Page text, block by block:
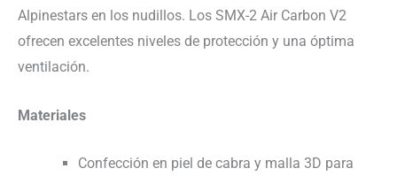
Alpinestars en los nudillos. Los SMX-2 Air Carbon V2
ofrecen excelentes niveles de protección y una óptima
ventilación.
Materiales
Confección en piel de cabra y malla 3D para